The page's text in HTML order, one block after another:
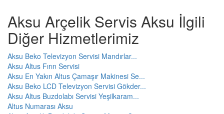
Aksu Arçelik Servis Aksu İlgili
Diğer Hizmetlerimiz
Aksu Beko Televizyon Servisi Mandırlar...
Aksu Altus Fırın Servisi
Aksu En Yakın Altus Çamaşır Makinesi Se...
Aksu Beko LCD Televizyon Servisi Gökder...
Aksu Altus Buzdolabı Servisi Yeşilkaram...
Altus Numarası Aksu